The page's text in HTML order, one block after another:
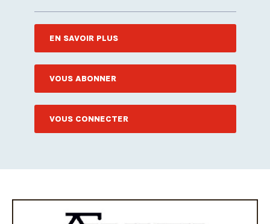
EN SAVOIR PLUS
VOUS ABONNER
VOUS CONNECTER